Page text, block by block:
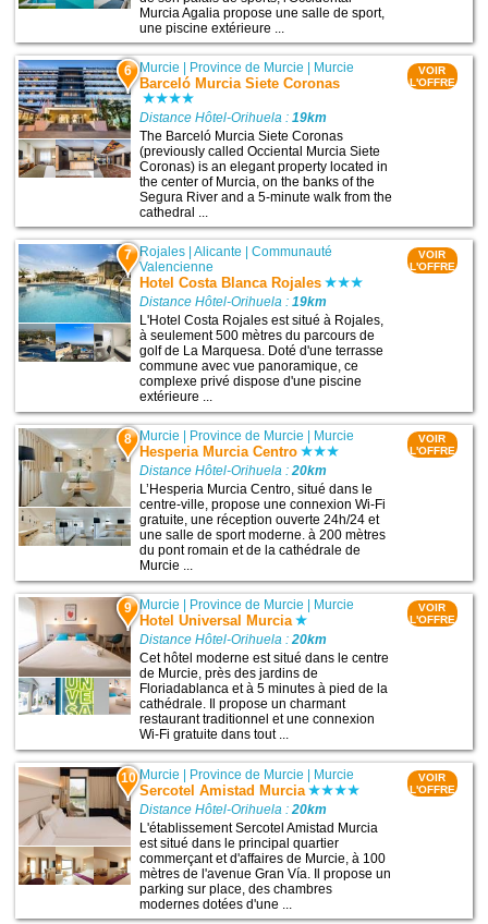
Murcia Agalia propose une salle de sport,
une piscine extérieure ...
6 Murcie | Province de Murcie | Murcie
Barceló Murcia Siete Coronas
Distance Hôtel-Orihuela :19km
The Barceló Murcia Siete Coronas
(previously called Occiental Murcia Siete
Coronas) is an elegant property located in
the center of Murcia, on the banks of the
Segura River and a 5-minute walk from the
cathedral ...
VOIR
L'OFFRE
7 Rojales |Alicante |Communauté
Valencienne
Hotel Costa Blanca Rojales
Distance Hôtel-Orihuela :19km
L'Hotel Costa Rojales est situé à Rojales,
à seulement 500 mètres du parcours de
golf de La Marquesa. Doté d'une terrasse
commune avec vue panoramique, ce
complexe privé dispose d'une piscine
extérieure ...
VOIR
L'OFFRE
8 Murcie Province de Murcie Murcie
Hesperia Murcia Centro
Distance Hôtel-Orihuela :20km
L’Hesperia Murcia Centro, situé dans le
centre-ville, propose une connexion Wi-Fi
gratuite, une réception ouverte 24h/24 et
une salle de sport moderne. à 200 mètres
du pont romain et de la cathédrale de
Murcie ...
VOIR
L'OFFRE
9 Murcie Province de Murcie Murcie
Hotel Universal Murcia
Distance Hôtel-Orihuela :20km
Cet hôtel moderne est situé dans le centre
de Murcie, près des jardins de
Floriadablanca et à 5 minutes à pied de la
cathédrale. Il propose un charmant
restaurant traditionnel et une connexion
Wi-Fi gratuite dans tout ...
VOIR
L'OFFRE
10 Murcie | Province de Murcie | Murcie
Sercotel Amistad Murcia
Distance Hôtel-Orihuela :20km
L'établissement Sercotel Amistad Murcia
est situé dans le principal quartier
commerçant et d'affaires de Murcie, à 100
mètres de l'avenue Gran Vía. Il propose un
parking sur place, des chambres
modernes dotées d'une ...
VOIR
L'OFFRE